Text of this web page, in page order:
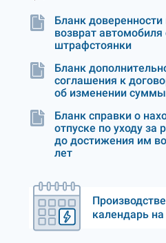
Бланк доверенности
возврат автомобиля
штрафстоянки
Бланк
соглашения к
об изменении
Бланк справки о
отпуске по уходу за
до достижения им
лет
календарь